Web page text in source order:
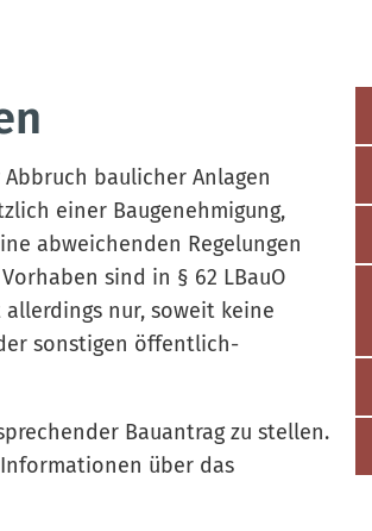
baulicher Anlagen
einer Baugenehmigung,
abweichenden Regelungen
sind in § 62 LBauO
nur, soweit keine
sonstigen öffentlich-
Bauantrag zu stellen.
über das